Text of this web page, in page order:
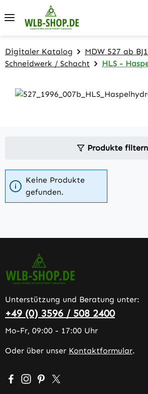
Zum Hauptinhalt springen
Digitaler Katalog
MDW 527 ab
Schneidwerk / Schacht
HLS -
Produkte filtern
Keine Produkte
gefunden.
Unterstützung und Beratung unter:
+49 (0) 3596 / 508 2400
Mo-Fr, 09:00 - 17:00 Uhr
Oder über unser Kontaktformular.
Besuche uns auf Facebook – öffnet
Schau auf Instagram vorbei –
Lass dich auf Pinterest
Folge uns auf X – öffnet